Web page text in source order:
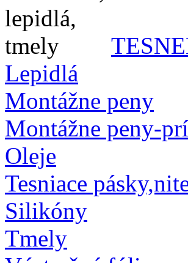
Lepidlá
Montážne peny
Montážne peny-
Oleje
Tesniace
Silikóny
Tmely